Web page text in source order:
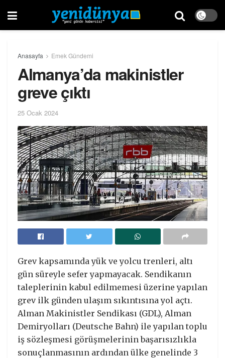
Anasayfa Emek Gündemi
Almanya’da makinistler
greve çıktı
25 Ocak 2024
Grev kapsamında yük ve yolcu trenleri, altı
gün süreyle sefer yapmayacak. Sendikanın
taleplerinin kabul edilmemesi üzerine yapılan
grev ilk günden ulaşım sıkıntısına yol açtı.
Alman Makinistler Sendikası (GDL), Alman
Demiryolları (Deutsche Bahn) ile yapılan toplu
iş sözleşmesi görüşmelerinin başarısızlıkla
sonuçlanmasının ardından ülke genelinde 3